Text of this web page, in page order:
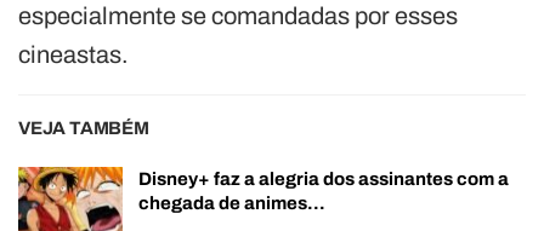
especialmente se comandadas por esses
cineastas.
VEJA TAMBÉM
Disney+ faz a alegria dos assinantes com a
chegada de animes…